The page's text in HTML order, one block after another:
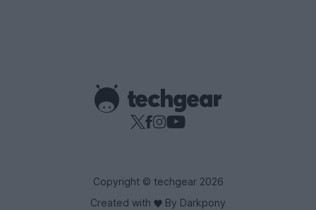
Copyright © techgear 2026
Created with
By Darkpony